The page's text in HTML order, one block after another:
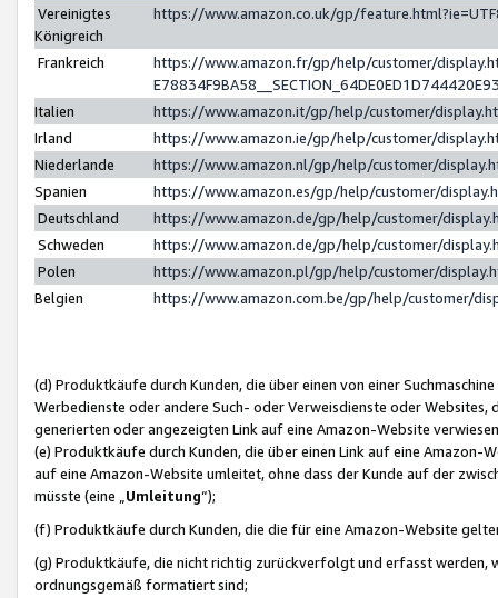
Vereinigtes
Königreich
https://www.amazon.co.uk/gp/
Frankreich
https://www.amazon.fr/gp/help/customer/
Italien
https://www.amazon.it/gp/help/customer/
Irland
https://www.amazon.ie/gp/help/customer/
Niederlande
https://www.amazon.nl/gp/help/customer/
Spanien
https://www.amazon.es/gp/help/customer/
Deutschland
https://www.amazon.de/gp/help/customer/
Schweden
https://www.amazon.de/gp/help/customer/
Polen
https://www.amazon.pl/gp/help/customer/
Belgien
https://www.amazon.com.be/gp/help/customer/
(d) Produktkäufe durch Kunden, die über einen von einer
Werbedienste oder andere Such- oder Verweisdienste oder Websites,
generierten oder angezeigten Link auf eine Amazon-Website
(e) Produktkäufe durch Kunden, die über einen Link auf eine
auf eine Amazon-Website umleitet, ohne dass der Kunde auf der
müsste (eine „ Umleitung“);
(f) Produktkäufe durch Kunden, die die für eine Amazon-Website
(g) Produktkäufe, die nicht richtig zurückverfolgt und erfasst werden,
ordnungsgemäß formatiert sind;